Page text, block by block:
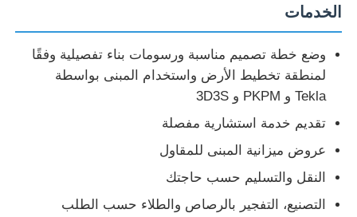
الخدمات
وضع خطة تصميم مناسبة ورسومات بناء تفصيلية وفقًا
لمنطقة تخطيط الأرض واستخدام المبنى بواسطة
Tekla و PKPM و 3D3S
تقديم خدمة استشارية مفصلة
عروض ميزانية المبنى للمقاول
النقل والتسليم حسب حاجتك
التصنيع، التفجير بالرصاص والطلاء حسب الطلب